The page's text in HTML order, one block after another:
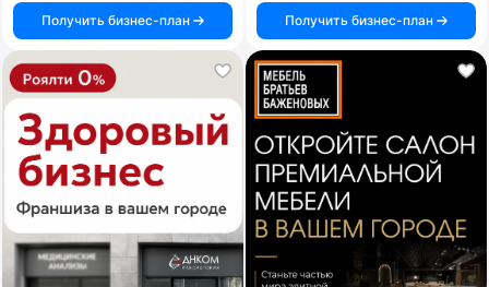
Получить бизнес-план
Получить бизнес-план